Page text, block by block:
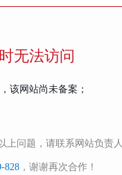
无法访问
该网站尚未备案；
上问题，请联系网站负责
828 ，谢谢再次合作！